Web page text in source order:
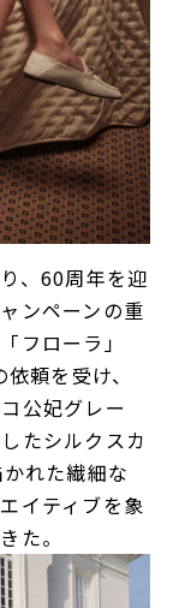
、60周年を迎
ンペーンの重
フローラ」
頼を受け、
公妃グレー
たシルクスカ
れた繊細な
イティブを象
た。